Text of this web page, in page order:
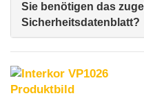
Sie benötigen das
Sicherheitsdatenblatt?